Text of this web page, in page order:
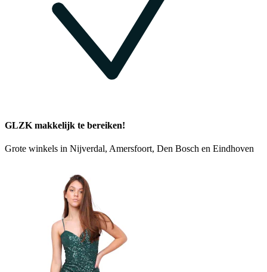
GLZK makkelijk te bereiken!
Grote winkels in Nijverdal, Amersfoort, Den Bosch en Eindhoven